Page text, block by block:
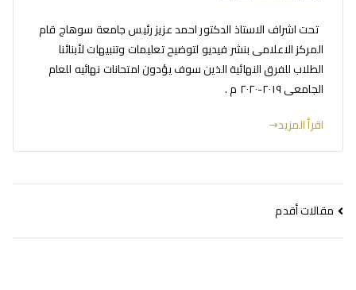
تحت اشراف الاستاذ الدكتور احمد عزيز رئيس جامعة سوهاج قام
المركز الاعلامى بنشر فيديو لتوضيح تعليمات وتنبيهات لأبنائنا
الطلاب للفرق النهائية الذين سوف يؤدون امتحانات نهائيه للعام
الجامعى ٢٠١٩-٢٠٢٠ م .
اقرأ المزيد
مقالات أقدم